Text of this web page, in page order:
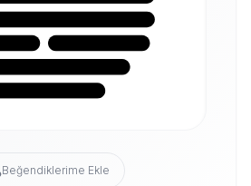
Beğendiklerime Ekle